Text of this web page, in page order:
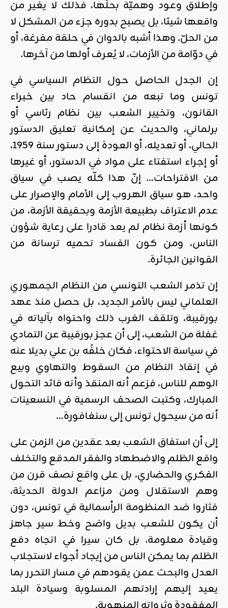
وإطلاق وعود وهميّة بحلّها، فذلك لا يغير من
واقعها شيئا، بل يصبح بدوره جزء من المشكل لا
من الحلّ. وهذا أشبه بالدوان في حلقة مفرغة، أو
في دوّامة من الأزمات، لا يُعرف أولها من آخرها.
إن الجدل الحاصل حول النظام السياسي في
تونس وما تبعه من انقسام حاد بين خبراء
القانون، وتخيير الشعب بين نظام رئاسي أو
برلماني، والحديث عن إمكانية تعليق الدستور
الحالي، أو تعديله، أو العودة إلى دستور سنة 1959،
أو إجراء استفتاء على مواد في الدستور، أو غيرها
من الاقتراحات… إنّ هذا كلّه يصب في سياق
واحد، هو سياق الهروب إلى الأمام والإصرار على
عدم الاعتراف بطبيعة الأزمة وبحقيقة الأزمة، من
كونها أزمة نظام لم يعد قادرا على رعاية شؤون
الناس، ومن كون الفساد تحميه ترسانة من
القوانين الجائرة.
إن تذمر الشعب التونسي من النظام الجمهوري
العلماني ليس بالأمر الجديد، بل حصل منذ عهد
بورقيبة، وتلقف الغرب ذلك واحتواه بآلياته في
غفلة من الشعب، إلى أن عجز بورقيبة عن التمادي
في سياسة الاحتواء، فكان خلفُه بن علي بديلا عنه
في إنقاذ النظام من السقوط والتهاوي وبيع
الوهم للناس، فزعم أنه المنقذ وأنه قائد التحول
المبارك، وكتبت الصحف الرسمية في التسعينات
أنه من سيحول تونس إلى سنغافورة…
إلى أن استفاق الشعب بعد عقدين من الزمن على
واقع الظلم والاضطهاد والفقر المدقع والتخلف
الفكري والحضاري، بل على واقع نصف قرن من
وهم الاستقلال ومن مزاعم الدولة الحديثة،
فثاروا ضد المنظومة الرأسمالية في تونس، دون
أن يكون للشعب بديل واضح وخط سير جاهز
وقيادة معلومة. بل كان سيرا في اتجاه دفع
الظلم بما يمكن الناس من إيجاد أجواء لاستجلاب
العدل والبحث عمن يقودهم في مسار التحرر بما
يعيد إليهم إرادتهم المسلوبة وسيادة البلد